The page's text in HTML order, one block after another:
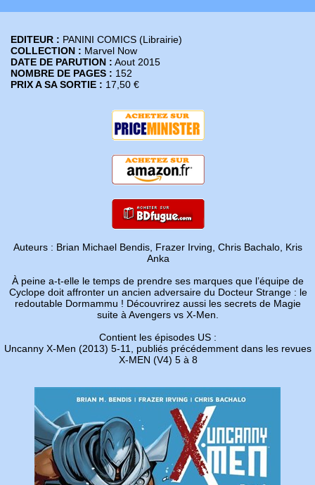
EDITEUR : PANINI COMICS (Librairie)
COLLECTION : Marvel Now
DATE DE PARUTION : Aout 2015
NOMBRE DE PAGES : 152
PRIX A SA SORTIE : 17,50 €
Auteurs : Brian Michael Bendis, Frazer Irving, Chris Bachalo, Kris
Anka
À peine a-t-elle le temps de prendre ses marques que l’équipe de
Cyclope doit affronter un ancien adversaire du Docteur Strange : le
redoutable Dormammu ! Découvrirez aussi les secrets de Magie
suite à Avengers vs X-Men.
Contient les épisodes US :
Uncanny X-Men (2013) 5-11, publiés précédemment dans les revues
X-MEN (V4) 5 à 8